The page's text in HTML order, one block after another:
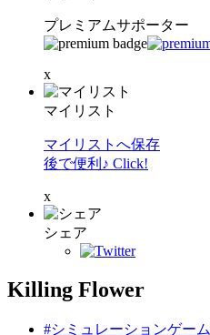
プレミアムサポーター
x
マイリスト
マイリストへ保存
後で便利♪ Click!
x
シェア
Killing Flower
#シミュレーションゲーム